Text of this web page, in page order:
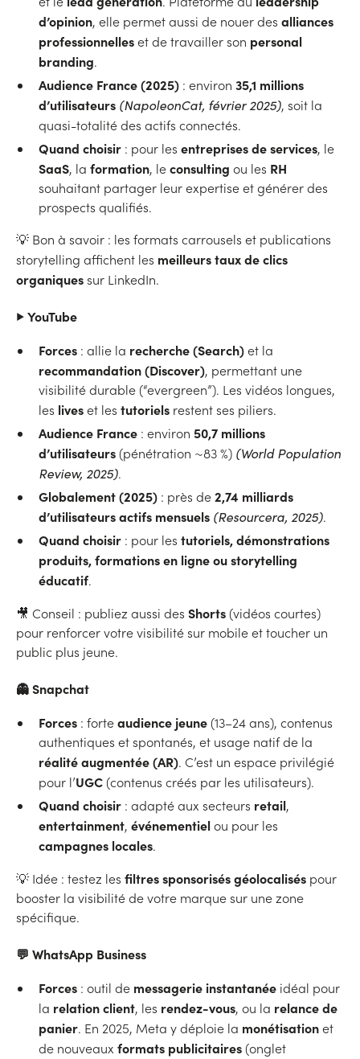
d’opinion, elle permet aussi de nouer des alliances
professionnelleset de travailler son personal
branding.
Audience France (2025) : environ 35,1 millions
d’utilisateurs (NapoleonCat, février 2025), soit la
quasi-totalité des actifs connectés.
Quand choisir : pour les entreprises de services, le
SaaS, la formation, leconsulting ou les RH
souhaitant partager leur expertise et générer des
prospects qualifiés.
💡 Bon à savoir : les formats carrousels et publications
storytelling affichent les meilleurs taux de clics
organiquessur LinkedIn.
▶️ YouTube
Forces : allie la recherche (Search)et la
recommandation (Discover), permettant une
visibilité durable (“evergreen”). Les vidéos longues,
les liveset les tutoriels restent ses piliers.
Audience France : environ 50,7 millions
d’utilisateurs(pénétration ~83 %) (World Population
Review, 2025).
Globalement (2025) : près de2,74 milliards
d’utilisateurs actifs mensuels (Resourcera, 2025).
Quand choisir : pour les tutoriels, démonstrations
produits, formations en ligne ou storytelling
éducatif.
🎥 Conseil : publiez aussi des Shorts(vidéos courtes)
pour renforcer votre visibilité sur mobile et toucher un
public plus jeune.
👻 Snapchat
Forces : forteaudience jeune(13–24 ans), contenus
authentiques et spontanés, et usage natif de la
réalité augmentée (AR). C’est un espace privilégié
pour l’UGC(contenus créés par les utilisateurs).
Quand choisir : adapté aux secteurs retail,
entertainment, événementielou pour les
campagnes locales.
💡 Idée : testez les filtres sponsorisés géolocalisés pour
booster la visibilité de votre marque sur une zone
spécifique.
💬 WhatsApp Business
Forces : outil de messagerie instantanée idéal pour
la relation client, les rendez-vous, ou la relance de
panier. En 2025, Meta y déploie la monétisationet
de nouveaux formats publicitaires(onglet